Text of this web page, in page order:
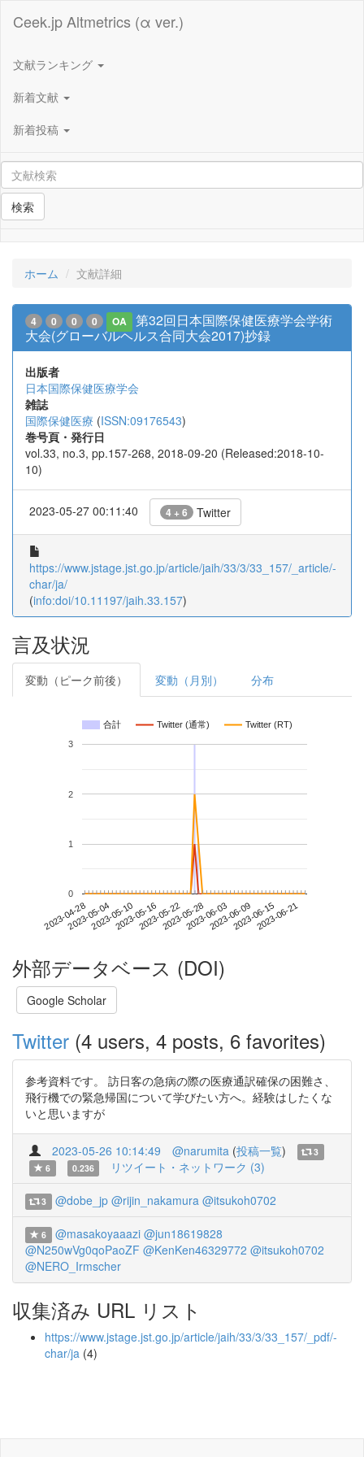
Ceek.jp Altmetrics (α ver.)
文献ランキング
新着文献
新着投稿
検索
ホーム 文献詳細
4 0 0 0 OA
第32回日本国際保健医療学会学術
大会(グローバルヘルス合同大会2017)抄録
出版者
日本国際保健医療学会
雑誌
国際保健医療 (ISSN:09176543)
巻号頁・発行日
vol.33, no.3, pp.157-268, 2018-09-20 (Released:2018-10-
10)
2023-05-27 00:11:40 4 + 6 Twitter
https://www.jstage.jst.go.jp/article/jaih/33/3/33_157/_article/-
char/ja/
(info:doi/10.11197/jaih.33.157)
言及状況
変動（ピーク前後） 変動（月別） 分布
合計 Twitter (通常) Twitter (RT)
2023-04-282023-05-042023-05-102023-05-162023-05-222023-05-282023-06-032023-06-092023-06-152023-06-21
0
1
2
3
外部データベース (DOI)
Google Scholar
Twitter (4 users, 4 posts, 6 favorites)
参考資料です。 訪日客の急病の際の医療通訳確保の困難さ、
飛行機での緊急帰国について学びたい方へ。経験はしたくな
いと思いますが
2023-05-26 10:14:49 @narumita (投稿一覧)
3
6
0.236 リツイート・ネットワーク (3)
3 @dobe_jp @rijin_nakamura @itsukoh0702
6 @masakoyaaazi @jun18619828
@N250wVg0qoPaoZF @KenKen46329772 @itsukoh0702
@NERO_Irmscher
収集済み URL リスト
https://www.jstage.jst.go.jp/article/jaih/33/3/33_157/_pdf/-
char/ja (4)